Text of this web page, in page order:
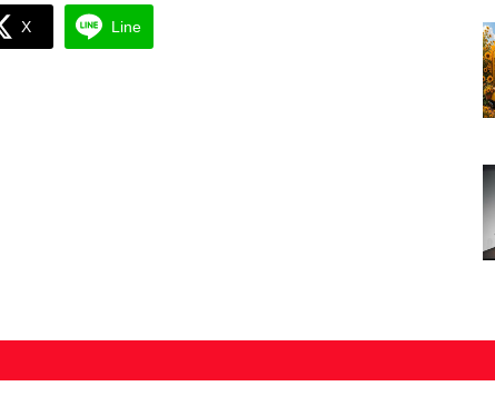
X Line